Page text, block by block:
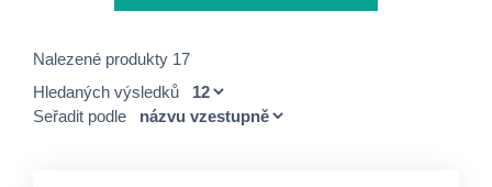
Nalezené produkty 17
Hledaných výsledků
Seřadit podle